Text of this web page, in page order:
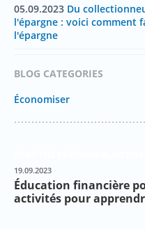
05.09.2023 Du
l'épargne : voici comment
l'épargne
BLOG CATEGORIES
Économiser
19.09.2023
Éducation financière
activités pour